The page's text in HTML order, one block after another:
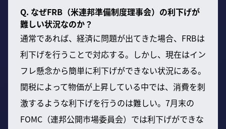
Q. なぜFRB（米連邦準備制度理事会）の利下げが
難しい状況なのか？
通常であれば、経済に問題が出てきた場合、FRBは
利下げを行うことで対応する。しかし、現在はイン
フレ懸念から簡単に利下げができない状況にある。
関税によって物価が上昇している中では、消費を刺
激するような利下げを行うのは難しい。7月末の
FOMC（連邦公開市場委員会）では利下げができな